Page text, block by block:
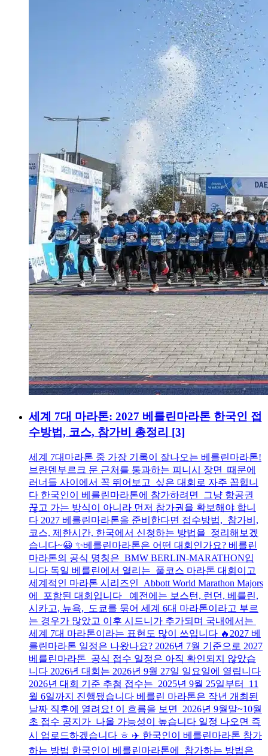
세계 7대 마라톤: 2027 베를린마라톤 한국인 접
수방법, 코스, 참가비 총정리 [3]
세계 7대마라톤 중 가장 기록이 잘나오는 베를린마라톤!
브란덴부르크 문 근처를 통과하는 피니시 장면 때문에
러너들 사이에서 꼭 뛰어보고 싶은 대회로 자주 꼽힙니
다 한국인이 베를린마라톤에 참가하려면 그냥 항공권
끊고 가는 방식이 아니라 먼저 참가권을 확보해야 합니
다 2027 베를린마라톤을 준비한다면 접수방법, 참가비,
코스, 제한시간, 한국에서 신청하는 방법을 정리해보겠
습니다~😀 ✨베를린마라톤은 어떤 대회인가요? 베를린
마라톤의 공식 명칭은 BMW BERLIN-MARATHON입
니다 독일 베를린에서 열리는 풀코스 마라톤 대회이고
세계적인 마라톤 시리즈인 Abbott World Marathon Majors
에 포함된 대회입니다 예전에는 보스턴, 런던, 베를린,
시카고, 뉴욕, 도쿄를 묶어 세계 6대 마라톤이라고 부르
는 경우가 많았고 이후 시드니가 추가되며 국내에서는
세계 7대 마라톤이라는 표현도 많이 쓰입니다 🔥2027 베
를린마라톤 일정은 나왔나요? 2026년 7월 기준으로 2027
베를린마라톤 공식 접수 일정은 아직 확인되지 않았습
니다 2026년 대회는 2026년 9월 27일 일요일에 열립니다
2026년 대회 기준 추첨 접수는 2025년 9월 25일부터 11
월 6일까지 진행됐습니다 베를린 마라톤은 작년 개최된
날짜 직후에 열려요! 이 흐름을 보면 2026년 9월말~10월
초 접수 공지가 나올 가능성이 높습니다 일정 나오면 즉
시 업로드하겠습니다 ㅎ ✈️ 한국인이 베를린마라톤 참가
하는 방법 한국인이 베를린마라톤에 참가하는 방법은